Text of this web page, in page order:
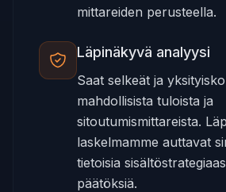
mittareiden perusteella.
Läpinäkyvä analyysi
Saat selkeät ja
mahdollisista tuloista ja
sitoutumismittareista.
laskelmamme auttavat
tietoisia
päätöksiä.